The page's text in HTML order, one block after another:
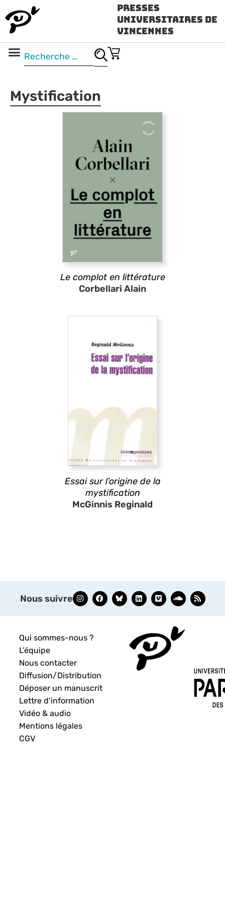
Presses
Universitaires de
Vincennes
Mystification
Le complot en littérature
Corbellari Alain
Essai sur l’origine de la
mystification
McGinnis Reginald
Nous suivre
Qui sommes-nous ?
L’équipe
Nous contacter
Diffusion/Distribution
Déposer un manuscrit
Lettre d’information
Vidéo & audio
Mentions légales
CGV